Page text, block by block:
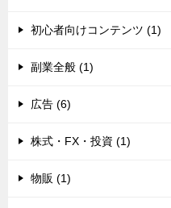
初心者向けコンテンツ (1)
副業全般 (1)
広告 (6)
株式・FX・投資 (1)
物販 (1)